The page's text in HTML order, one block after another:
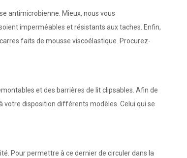
antimicrobienne. Mieux, nous vous
imperméables et résistants aux taches. Enfin,
faits de mousse viscoélastique. Procurez-
et des barrières de lit clipsables. Afin de
votre disposition différents modèles. Celui qui se
Pour permettre à ce dernier de circuler dans la